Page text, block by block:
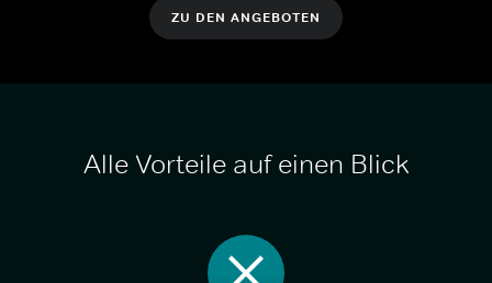
ZU DEN ANGEBOTEN
Alle Vorteile auf einen Blick